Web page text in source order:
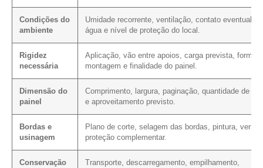
Condições do
ambiente
Umidade recorrente, ventilação, contato eventual
água e nível de proteção do local.
Rigidez
necessária
Aplicação, vão entre apoios, carga prevista, forma
montagem e finalidade do painel.
Dimensão do
painel
Comprimento, largura, paginação, quantidade de
e aproveitamento previsto.
Bordas e
usinagem
Plano de corte, selagem das bordas, pintura, verniz
proteção complementar.
Conservação
Transporte, descarregamento, empilhamento,